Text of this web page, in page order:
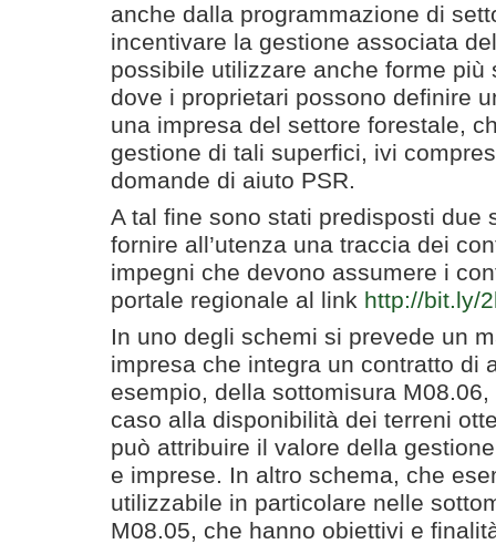
anche dalla programmazione di
incentivare la gestione associata
possibile utilizzare anche forme più
dove i proprietari possono definire
una impresa del settore forestale,
gestione di tali superfici, ivi
domande di aiuto PSR.
A tal fine sono stati predisposti due
fornire all’utenza una traccia dei
impegni che devono assumere i
portale regionale al link http://bit.ly/
In uno degli schemi si prevede un
impresa che integra un contratto di
esempio, della sottomisura
caso alla disponibilità dei terreni
può attribuire il valore della
e imprese. In altro schema, che
utilizzabile in particolare nelle
M08.05, che hanno obiettivi e